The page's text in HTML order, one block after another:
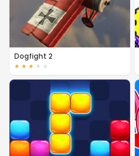
Dogfight 2
★ ★ ★ ★ ★